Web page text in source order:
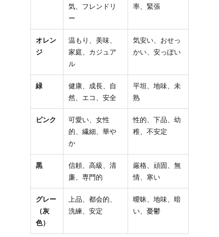
気、フレンドリ
ー
率、緊張
オレン
ジ
温もり、美味、
家庭、カジュア
ル
気安い、おせっ
かい、安っぽい
緑
健康、成長、自
然、エコ、安全
平坦、地味、未
熟
ピンク
可愛い、女性
的、繊細、華や
か
性的、下品、幼
稚、不安定
黒
信頼、高級、清
廉、専門的
厳格、頑固、無
情、寒い
グレー
（灰
色）
上品、都会的、
洗練、安定
曖昧、地味、暗
い、憂鬱